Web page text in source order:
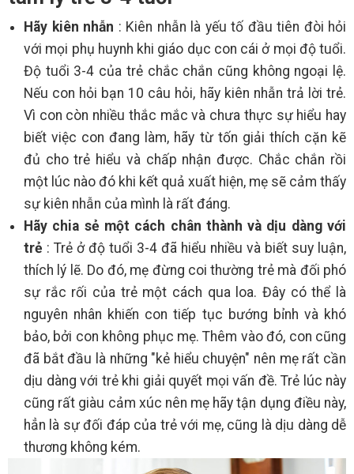
Hãy kiên nhẫn : Kiên nhẫn là yếu tố đầu tiên đòi hỏi
với mọi phụ huynh khi giáo dục con cái ở mọi độ tuổi.
Độ tuổi 3-4 của trẻ chắc chắn cũng không ngoại lệ.
Nếu con hỏi bạn 10 câu hỏi, hãy kiên nhẫn trả lời trẻ.
Vì con còn nhiều thắc mắc và chưa thực sự hiểu hay
biết việc con đang làm, hãy từ tốn giải thích cặn kẽ
đủ cho trẻ hiểu và chấp nhận được. Chắc chắn rồi
một lúc nào đó khi kết quả xuất hiện, mẹ sẽ cảm thấy
sự kiên nhẫn của mình là rất đáng.
Hãy chia sẻ một cách chân thành và dịu dàng với
trẻ : Trẻ ở độ tuổi 3-4 đã hiểu nhiều và biết suy luận,
thích lý lẽ. Do đó, mẹ đừng coi thường trẻ mà đối phó
sự rắc rối của trẻ một cách qua loa. Đây có thể là
nguyên nhân khiến con tiếp tục bướng bỉnh và khó
bảo, bởi con không phục mẹ. Thêm vào đó, con cũng
đã bắt đầu là những "kẻ hiểu chuyện" nên mẹ rất cần
dịu dàng với trẻ khi giải quyết mọi vấn đề. Trẻ lúc này
cũng rất giàu cảm xúc nên mẹ hãy tận dụng điều này,
hẳn là sự đối đáp của trẻ với mẹ, cũng là dịu dàng dễ
thương không kém.